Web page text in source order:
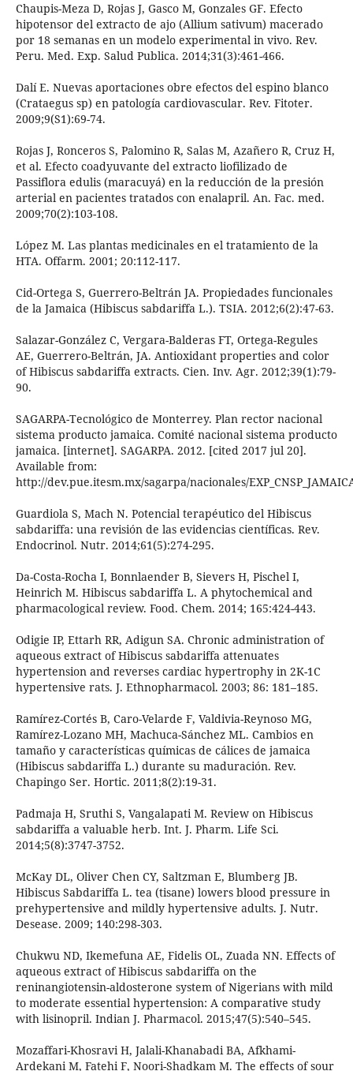
Chaupis-Meza D, Rojas J, Gasco M, Gonzales GF. Efecto
hipotensor del extracto de ajo (Allium sativum) macerado
por 18 semanas en un modelo experimental in vivo. Rev.
Peru. Med. Exp. Salud Publica. 2014;31(3):461-466.
Dalí E. Nuevas aportaciones obre efectos del espino blanco
(Crataegus sp) en patología cardiovascular. Rev. Fitoter.
2009;9(S1):69-74.
Rojas J, Ronceros S, Palomino R, Salas M, Azañero R, Cruz H,
et al. Efecto coadyuvante del extracto liofilizado de
Passiflora edulis (maracuyá) en la reducción de la presión
arterial en pacientes tratados con enalapril. An. Fac. med.
2009;70(2):103-108.
López M. Las plantas medicinales en el tratamiento de la
HTA. Offarm. 2001; 20:112-117.
Cid-Ortega S, Guerrero-Beltrán JA. Propiedades funcionales
de la Jamaica (Hibiscus sabdariffa L.). TSIA. 2012;6(2):47-63.
Salazar-González C, Vergara-Balderas FT, Ortega-Regules
AE, Guerrero-Beltrán, JA. Antioxidant properties and color
of Hibiscus sabdariffa extracts. Cien. Inv. Agr. 2012;39(1):79-
90.
SAGARPA-Tecnológico de Monterrey. Plan rector nacional
sistema producto jamaica. Comité nacional sistema producto
jamaica. [internet]. SAGARPA. 2012. [cited 2017 jul 20].
Available from:
http://dev.pue.itesm.mx/sagarpa/nacionales/
Guardiola S, Mach N. Potencial terapéutico del Hibiscus
sabdariffa: una revisión de las evidencias científicas. Rev.
Endocrinol. Nutr. 2014;61(5):274-295.
Da-Costa-Rocha I, Bonnlaender B, Sievers H, Pischel I,
Heinrich M. Hibiscus sabdariffa L. A phytochemical and
pharmacological review. Food. Chem. 2014; 165:424-443.
Odigie IP, Ettarh RR, Adigun SA. Chronic administration of
aqueous extract of Hibiscus sabdariffa attenuates
hypertension and reverses cardiac hypertrophy in 2K-1C
hypertensive rats. J. Ethnopharmacol. 2003; 86: 181–185.
Ramírez-Cortés B, Caro-Velarde F, Valdivia-Reynoso MG,
Ramírez-Lozano MH, Machuca-Sánchez ML. Cambios en
tamaño y características químicas de cálices de jamaica
(Hibiscus sabdariffa L.) durante su maduración. Rev.
Chapingo Ser. Hortic. 2011;8(2):19-31.
Padmaja H, Sruthi S, Vangalapati M. Review on Hibiscus
sabdariffa a valuable herb. Int. J. Pharm. Life Sci.
2014;5(8):3747-3752.
McKay DL, Oliver Chen CY, Saltzman E, Blumberg JB.
Hibiscus Sabdariffa L. tea (tisane) lowers blood pressure in
prehypertensive and mildly hypertensive adults. J. Nutr.
Desease. 2009; 140:298-303.
Chukwu ND, Ikemefuna AE, Fidelis OL, Zuada NN. Effects of
aqueous extract of Hibiscus sabdariffa on the
reninangiotensin-aldosterone system of Nigerians with mild
to moderate essential hypertension: A comparative study
with lisinopril. Indian J. Pharmacol. 2015;47(5):540–545.
Mozaffari-Khosravi H, Jalali-Khanabadi BA, Afkhami-
Ardekani M, Fatehi F, Noori-Shadkam M. The effects of sour